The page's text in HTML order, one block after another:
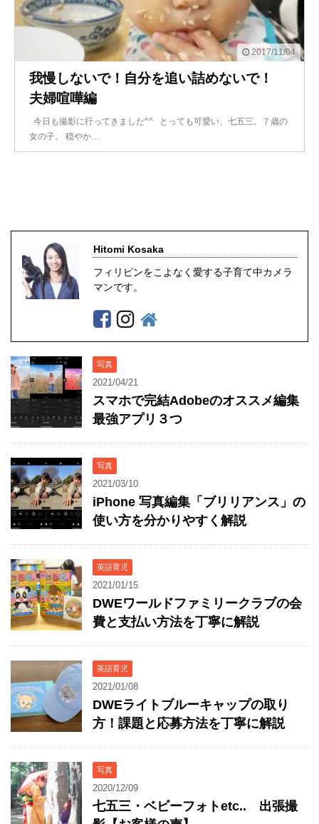
2017/11/04
我慢しないで！自分を追い詰めないで！
夫婦喧嘩編
今日も撮影に行ってきました^^ とっても可愛い、七五三。７歳の
女の子。 穏やか…
Hitomi Kosaka
フィリピンをこよなく愛する子育て中カメラ
マンです。
写真
2021/04/21
スマホで完結Adobeのオススメ編集
最強アプリ３つ
写真
2021/03/10
iPhone 写真編集「ブリリアンス」の
使い方を分かりやすく解説
英語育児
2021/01/15
DWEワールドファミリークラブの会
費と支払い方法を丁寧に解説
英語育児
2021/01/08
DWEライトブルーキャップの取り
方！課題と応募方法を丁寧に解説
写真
2020/12/09
七五三・ベビーフォトetc.. 出張撮